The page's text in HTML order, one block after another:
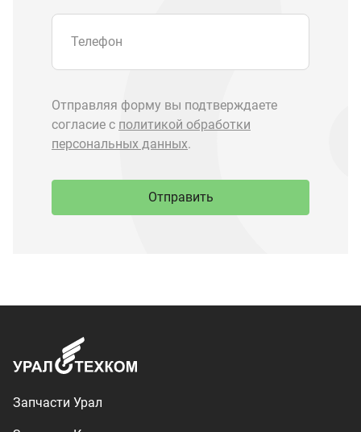
Запчасти Урал
Запчасти Камаз
Спецпредложения
Доставка и оплата
utkm@mail.ru